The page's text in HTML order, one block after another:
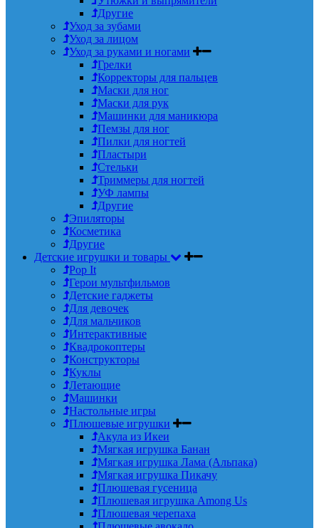
Другие
Уход за зубами
Уход за лицом
Уход за руками и ногами
Грелки
Корректоры для пальцев
Маски для ног
Маски для рук
Машинки для маникюра
Пемзы для ног
Пилки для ногтей
Пластыри
Стельки
Триммеры для ногтей
УФ лампы
Другие
Эпиляторы
Косметика
Другие
Детские игрушки и товары
Pop It
Герои мультфильмов
Детские гаджеты
Для девочек
Для мальчиков
Интерактивные
Квадрокоптеры
Конструкторы
Куклы
Летающие
Машинки
Настольные игры
Плюшевые игрушки
Акула из Икеи
Мягкая игрушка Банан
Мягкая игрушка Лама (Альпака)
Мягкая игрушка Пикачу
Плюшевая гусеница
Плюшевая игрушка Among Us
Плюшевая черепаха